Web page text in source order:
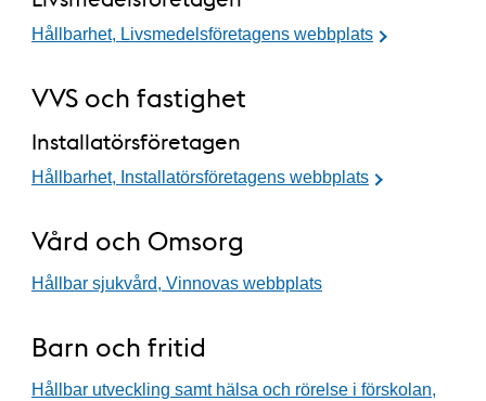
Hållbarhet, Livsmedelsföretagens webbplats
VVS och fastighet
Installatörsföretagen
Hållbarhet, Installatörsföretagens webbplats
Vård och Omsorg
Hållbar sjukvård, Vinnovas webbplats
Barn och fritid
Hållbar utveckling samt hälsa och rörelse i förskolan,